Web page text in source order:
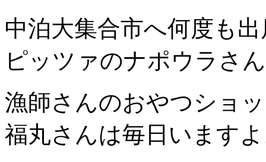
中泊大集合市へ何度も
ピッツァのナポウラさ
漁師さんのおやつショ
福丸さんは毎日います